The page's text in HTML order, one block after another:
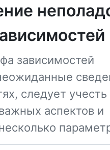
зависимостей
следует учесть
аспектов и